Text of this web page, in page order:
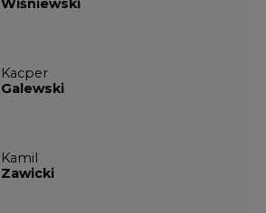
Kacper
Galewski
Kamil
Zawicki